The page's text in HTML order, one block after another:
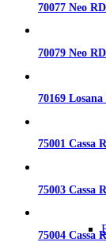
70077 Neo RD
70079 Neo RD
70169 Losana
75001 Cassa
75003 Cassa
75004 Cassa